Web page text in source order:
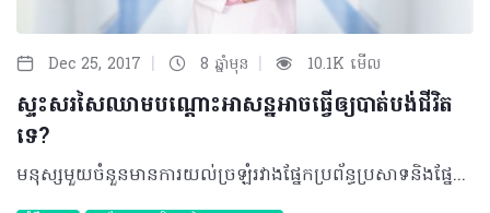
Dec 25, 2017 | 8 ឆ្នាំមុន | 10.1K មើល
ស្ទះសរសៃឈាមបណ្តោះអាសន្នអាចធ្វើឲ្យបាត់បង់ជីវិត
ទេ?
មនុស្សមួយចំនួនមានការយល់ច្រឡំរវាងផ្នែកប្រព័ន្ធប្រសាទនិងផ្នែកផ្លូវចិត្ត។ដោយឡែកផ្នែកប្រព័ន្ធប្រសាទគឺជាជំងឺទាំងឡាយណា ដែលទាក់ទងទៅនឹង ការខូចខាតដល់មជ្ឈមណ្ឌលប្រសាទកណ្តាល ប៉ះពាល់ដល់បរិប្រសាទ(សរសៃប្រសាទតូចៗ)រំខានដល់មុខងារ៤ធំៗ ក្នុងផ្នែកប្រព័ន្ធប្រសាទ៖ •មុខងារជាន់ខ្ពស់៖ សម្រាប់គិតគូរ ពិចារណា លើភាពសប្បាយរីករាយ ថ្លឹងថ្លែងអារម្មណ៍ •មុខងារចលនា៖ រាល់ចលនា សកម្មភាពរាងកាយទាំងអស់ ស្ថិតនៅក្រោមការបញ្ជារបស់ ប្រព័ន្ធប្រសាទកណ្តាល •មុខងារនៃការដឹង៖ ដឹងដោយអារម្មណ៍ ឬ ដោយការប៉ះ ទាក់ទងនឹងការដឹងដោយញាណ •មុខងារលំនឹងនិងការសម្របសម្រួល។ ចំណោមបញ្ហាដែលអាចប៉ះពាល់ដល់មុខងារចលនា ត្រូវបានស្តែងឡើងជាច្រើនប្រភេទ ដែល Ministroke ក៏ជាជំងឺមួយអាចរំខានដល់មុខងារនេះផងដែរ។ តើអ្វីជា Ministroke? Ministroke ឬក្នុងភាសាបច្ចេកទេសហៅថា Transient Ischemic Attack (TIA) ជាការស្ទះសរសៃឈាមបណ្តោះអាសន្នមានន័យថាវាជាលទ្ធផលដែលកើតឡើងនៅពេលដែលមានការថយចុះនូវបរិមាណឈាម ដោយសារតែការស្ទះ នៃសរសៃឈាមតូចៗដែលទៅចិញ្ចឹមផ្នែកណាមួយនៃខួរក្បាលក្នុងរយៈពេលខ្លី ឬបណ្តោះអាសន្ន(២៤ម៉ោង) នាំឲ្យមានការខូចខាតទៅលើសាច់ខួរក្បាល និងមិនអាចត្រឡប់មករកសភាពធម្មតាវិញបានទេ។ មូលហេតុ និងកត្តាជំរុញ វាមានមូលហេតុជាច្រើនដែលចូលរួមបង្កជាបញ្ហានេះ តែតាមការសិក្សាសង្កេតឃើញថា ការលើសសម្ពាធឈាមគឺជា ភ្នាក់ងារចម្បងដែល បង្កឲ្យមានMinistrokeនេះឡើង។ ក្រៅពីនេះមានកត្តាផ្សេងទៀតដូចជា៖ •កំណកឈាម ដែលភាគច្រើនបង្កឡើងដោយ ជំងឺបេះដូង ជាពិសេសអ្នកដែលមានជំងឺជាំសាច់ដុំបេះដូង (Myocardial Infarction)ដោយបង្កើតបានជាកំណកឈាមហើយអណ្ដែតចូលទៅក្នុងសរសៃឈាម តូចៗ ដែលទៅចិញ្ចឹមខួរក្បាល។ •ការរួមត្បៀតនូវសរសៃឈាមក្នុងខួរក្បាលដែលបណ្ដាលមកពីកត្តាមួយចំនួនដូចជា៖ - ជំងឺសរសៃឈាមតំណពូជ - អ្នកដែលមានវ័យចំណាស់ - អ្នកជំងឺទឹកនោមផ្អែម - បុគ្គលដែលមានលើសជាតិខ្លាញ់ក្នុងឈាម ជាដើម…ដែលបញ្ហាទាំងនេះធ្វើឲ្យខូចនូវរចនាសម្ព័ន្ធរបស់សរសៃឈាមក៏ដូចជាធ្វើឲ្យរលាកសរសៃឈាម។ ចំពោះកត្តាជំរុញផ្សេងទៀតមានដូចខាងក្រោម៖ •អាយុលើសពី៤០ឆ្នាំ •បុគ្គលដែលធាត់ លើសទម្ងន់ ដែលអាច គណនាទៅតាមBMI (Body Mass Index) •គ្រួសារសាច់ញាតិដែលមានប្រវត្តិ ធ្លាប់មាន វិបត្តិកំណកឈាម •មានប្រវត្តិជំងឺបេះដូង ឬប្រឹសបេះដូង •លើសសម្ពាធឈាម និងជាតិខ្លាញ់ក្នុងឈាមខ្ពស់ •អ្នកជំងឺទឹកនោមផ្អែម •អ្នកដែលចូលចិត្តផឹកសុរាច្រើន ឬសេព គ្រឿងញៀន…។ សញ្ញាដែលនឹងលេចឡើងចំពោះអ្នកជំងឺ នៅក្នុង​​ Ministroke វាអាចស្តែងចេញនូវសញ្ញា​ប្រហាក់ប្រហែលនឹងជំងឺStrokeដែរ។ ក្នុងនោះ​មានពាក្យកាត់ជាភាសាអង់គ្លេសដែលអាចឲ្យ​ យើងងាយចាំគឺ FAST ដោយដកស្រង់ ចេញពី ឯកសារ “មគ្គទេសក៍ស្ដីពីការស្ដារលទ្ធភាព ពលកម្មសម្រាប់អ្នកជំងឺគ្រោះថ្នាក់សរសៃឈាមខួរក្បាលនៅកម្ពុជា” ដែលត្រូវបានបោះពុម្ពផ្សាយពីក្រសួងសុខាភិបាលក្នុងឆ្នាំ២០១៦។ FAST មានន័យថា៖ •​F: Face (ខ្សោយមុខ)៖ មុខអ្នកជំងឺអាចមានវៀច ឬធ្លាក់មួយចំហៀង(ឆ្វេងឬស្ដាំ) ភ្លាមៗ •A: Arm (ខ្សោយដៃ)៖ ដៃអ្នកជំងឺអាចទន់ ឬមិនអាចលើកបានភ្លាមៗ •S: Speech (ពិបាកនិយាយ)៖ អ្នកជំងឺអាច មានការប្រែប្រួលការនិយាយភ្លាមៗ ដូចជា និយាយមិនច្បាស់ ឬនិយាយមិនចេញ •T: Time (ពេលវេលា)៖ ពេលវេលាជារឿងសំខាន់សម្រាប់ការព្យាបាល និងសង្គ្រោះជីវិត អ្នកជំងឺ។ ក្រៅពីនេះអ្នកជំងឺអាចមានអាការៈឈឺក្បាល ឬវិល​មុខភ្លាមៗ ស្រវាំង ឬពិការភ្នែក (មួយចំហៀង) ភ្លាមៗ ដែលជាសញ្ញាបន្ថែមលើសញ្ញាគោលដូចបានរៀបរាប់ខាងលើ។ វិធីសាស្រ្តធ្វើរោគវិនិច្ឆ័យ ការធ្វើរោគវិនិច្ឆ័យបានឆាប់គឺជារឿងសំខាន់សម្រាប់អ្នកជំងឺនេះ។ មានវិធីសាស្រ្តក្នុងកា​វិនិច្ឆ័យជាច្រើនដែលយើងនឹងធ្វើចំពោះអ្នកជំងឺនេះ។យើងត្រូវធ្វើការពិនិត្យអ្នកជំងឺចាប់ពីក្បាលដល់ចុងជើងដោយ៖ •ផ្នែកក្បាល៖ គឺអ្នកជំងឺមានសភាពឈឺក្បាលភ្លាមៗហើយមុខចាប់ផ្ដើមវៀចមួយចំហៀងស្របពេលនោះការនិយាយស្ដីរបស់អ្នកជំងឺ ក៏មានការប្រែប្រួល ដោយនិយាយស្ដាប់មិនច្បាស់ និងនិយាយស្ដាប់គ្នាមិនបាន •ផ្នែកដៃ៖ ភ្លាមៗអ្នកជំងឺស្រាប់តែទន់ដៃមួយចំហៀង ឬមិនអាចធ្វើចលនាបានតែម្ដង •ផ្នែកជើង៖ ក្នុងពេលនោះជើងបាត់បង់លំនឹងភ្លាមៗ មិនអាចដើរ ឬអង្គុយបាន។ បន្ថែមពីលើការពិនិត្យការថតខួរក្បាលដោយស៊ីធីស្គែនឬអ៊ឹមរ៉ាយ(MRI)បង្កភាពងាយស្រួលក្នុងការកំណត់សម្គាល់នូវទីតាំង ឬទំហំនៃការប៉ះពាល់របស់ខួរក្បាល និងអាចញែកចេញភ្លាមៗនូវ Strokeដែលបណ្ដាលមកពីការដាច់សរសៃឈាម ឲ្យ(Hemorrhagic stroke) ឬបញ្ហាផ្សេងៗទៀត ដែលអាចស្ដែងនូវ រោគសញ្ញាប្រហាក់ប្រហែលបាន។ ការធ្វើអេកូ Doppler នៅនឹងសរសៃអាកទែការ៉ូទីត(Caroti​dArteries)គឺសំខាន់សម្រាប់ស្វែងរកថាតើមានការកកស្ទះនូវកំណកឈាមនៅនឹងសរសៃឈាមនេះដែរឬទេ។ ក្នុងករណីសង្ស័យ​ថាមានការស្ទះសរសៃឈាមណាមួយ ដែលផ្ដល់ដោយអេកូ Doppler នោះ យើងអាច ធ្វើការចាក់ទឹកថ្នាំចូលទៅក្នុងសរសៃឈាមដើម្បីរកមើលការស្ទះពិតប្រាកដ​​ហៅថា​Angiographyព្រោះសរសៃអាកទែការ៉ូទីត (Carotid Arteries) ជាសរសៃដែលសំខាន់ក្នុងការដឹកនាំ ឈាមទៅកាន់ខួរក្បាល។ ដូច្នេះយើងចាំបាច់ត្រូវ កំណត់ថាសរសៃនេះគ្មានការកកស្ទះ បើមាន នោះ វានឹងផ្តល់ហានិភ័យខ្ពស់ចំពោះជំងឺ ហើយ យើងក៏នឹងមានវិធានការណ៍ផ្សេងទៀត។ ការព្យាបាលរួមទាំងបច្ចេកទេសផ្សេងទៀតមានដូចជាការពិនិត្យឈាមថតកាំរស្មីអ៊ិចសួតអេកូបេះដូង និងវាស់អគ្គិសនីបេះដូងជាដើម(EKG)។ល។ ការធ្វើរោគវិនិច្ឆ័យនេះនឹងត្រូវបាន​ធ្វើឡើងដោយស្ថាប័នជំនាញផ្នែកប្រព័ន្ធប្រសាទ ដើម្បីបញ្ជាក់ រោគវិនិច្ឆ័យឲ្យបានជាក់លាក់ រួចឈានទៅរកការ ទប់ស្កាត់ឲ្យបានទាន់ពេលវេលា មុននឹងអ្នកជំងឺវិវឌ្ឍទៅរកជំងឺ Stroke​ពិតប្រាកដ។ ការព្យាបាល ការព្យាបាល Ministroke គឺផ្អែកទៅតាមលទ្ធផលនៃរោគវិនិច្ឆ័យខាងលើ និងមូលហេតុដែលបង្ក។ ក្នុងនោះការព្យាបាល​ដោយប្រើឱសថ ដូចជា ពពួកប្រឆាំងកំណកឈាមមាន អាស្ពីរីន (Aspirin) កម្រិតទាបគឺ៧៥ ឬ៨១មីលីក្រាម ដែលជាឱសថសាមញ្ញ និងមិនសូវថ្លៃ លើកលែងតែអ្នកដែលមានជំងឺក្រពះ ទើបធ្វើការប្ដូរទៅក្រុមឱសថផ្សេងទៀត ដូចជា Clopidogrel ជាដើម និងការព្យាបាលដោយវះកាត់ (Angioplasty)។ ក្នុងឱកាសនេះអ្នកជំងឺត្រូវជួបវេជ្ជបណ្ឌិត ឯកទេសដើម្បីស្រាវជ្រាវកត្តាហានិភ័យនៃសរសៃឈាមបេះដូង ។ ពេលវេលាជារឿងសំខាន់ក្នុងការសង្គ្រោះ និងព្យាបាលជំងឺ ដូច្នេះ ប្រសិនបើអ្នកជំងឺមិនបានមកទាន់ពេលវេលាឬមិនបានទទួលការព្យាបាល នោះទេ ការប្រឈមនឹងភាពធ្ងន់ធ្ងររបស់ជំងឺអាចនឹងកើតមាន ហើយឱកាសនៃការកើតឡើងទៅ ជាStrokeក៏អាចនឹងប្រឈមខ្ពស់ដែរ ដែលជំរុញឲ្យអ្នកជំងឺមានពិការភាពជាអចិន្ត្រៃយ៍ ឬរហូតបាត់បង់ជីវិតបាន។ វិធីសាស្ត្របង្ការ ដើម្បីការពារ Ministroke គួរអនុវត្តឲ្យបានដូចខាងក្រោម៖ •ការធ្វើលំហាត់ប្រាណជាប្រចាំ និងរក្សា តុល្យភាពទម្ងន់ខ្លួន •រក្សានូវសម្ពាធឈាមក្នុងករណីមានលើសសម្ពាធឈាម •បរិភោគចំណីអាហារ មិនប្រៃពេក និងមិន ពោរពេញដោយជាតិខ្លាញ់ •ពិសាថ្នាំបញ្ចុះជាតិខ្លាញ់ក្នុងឈាម ក្នុងករណីលើសជាតិខ្លាញ់ខ្ពស់ •គ្រប់គ្រងជាតិស្ករក្នុងឈាមចំពោះអ្នកជំងឺ ទឹកនោមផ្អែម •កាត់បន្ថយការជក់បារី ផឹកស្រា ឬអាចកាត់ផ្តាច់កាន់តែល្អ •ការជួបជាមួយគ្រូពេទ្យ ដើម្បីពិនិត្យសុខភាពជាទៀងទាត់គឺជារឿងដែលសំខាន់បំផុតក្នុងគ្រប់ប្រភេទជំងឺ។ អំឡុងពេលដែលមានMinistroke ឬTIA គឺការបញ្ឈប់នូវលំហូរឈាមទៅចិញ្ចឹមខួរក្បាលក្នុងរយៈពេលខ្លី ឬបណ្តោះអាសន្នមួយ។វាមិនដូចStrokeតែម្តងទេដែលអាចឲ្យមានការខូចខាតនូវសាច់ខួរក្បាលខ្លាំងក្លានិងអាចបង្កជាពិការភាពអចិន្រៃ្តយ៍បាន។ ចំណែកឯរោគសញ្ញា គឺវាអាច ស្តែងចេញប្រហាក់ប្រហែលគ្នាដូចបានរៀបរាប់ខាងលើ(FAST)។ចំណែកឯការធ្វើរោគវិនិច្ឆ័យនិងព្យាបាលទាន់ពេលវេលាគឺជារឿងសំខាន់ដែលអាចកាត់បន្ថយនូវភាពធ្ងន់ធ្ងររបស់អ្នកជំងឺបាន។ ក្រោយមានMinistrokeម្តងហើយអ្នកជំងឺត្រូវតែអនុវត្តតាមការណែនាំរបស់គ្រូពេទ្យ និងមកពិនិត្យជំងឺជាប្រចាំដើម្បីចៀសវាងនូវបញ្ហាម្តងទៀត។ បកស្រាយដោយ ៖ សាស្ត្រាចារ្យ វេជ្ជបណ្ឌិត ជុំ ណាវុធ មហាបរិញ្ញា បណ្ឌិតវេជ្ជសាស្រ្តឯកទេសនិងឯកទេសប្រព័ន្ធសរសៃប្រសាទសរសៃឈាមខួរក្បាល និងជានាយផ្នែកសរសៃប្រសាទខួរក្បាល នៃមន្ទីរពេទ្យមិត្តភាពខ្មែរ-សូវៀត ©2017រក្សាសិទ្ធិគ្រប់យ៉ាងដោយHealthtime Corporationចំពោះគ្រប់អត្ថបទដោយគ្មានផ្នែកណាមួយត្រូវបោះពុម្ពផ្សាយចូលប្រព័ន្ធអ៊ីនធឺណែតឧបករណ៍អេឡិចត្រូនិកអាត់ជាសំឡេងឬថតចំលងគ្រប់រូបភាពដោយគ្មានការអនុញ្ញាតឡើយ